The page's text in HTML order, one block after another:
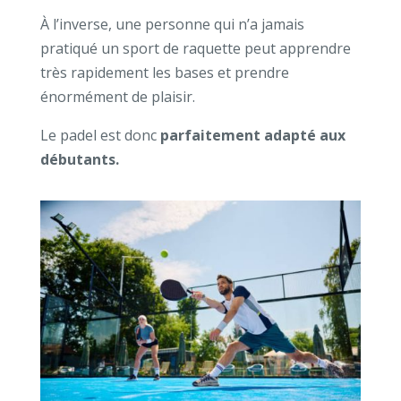
À l’inverse, une personne qui n’a jamais
pratiqué un sport de raquette peut apprendre
très rapidement les bases et prendre
énormément de plaisir.
Le padel est donc parfaitement adapté aux
débutants.